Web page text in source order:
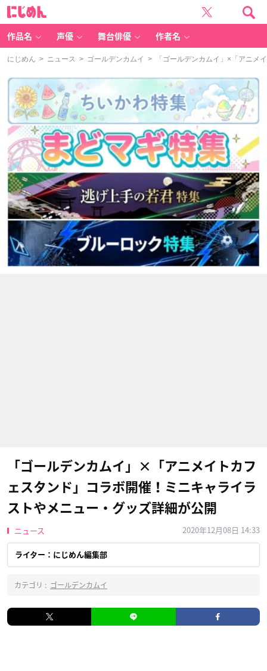
作品名 声優 舞台俳優 作者名
にじめん > ニュース > ゴールデンカムイ > 「ゴールデンカムイ」×「アニメ
「ゴールデンカムイ」×「アニメイトカフ
ェスタンド」コラボ開催！ミニキャライラ
ストやメニュー・グッズ詳細が公開
ニュース 2020年12月08日 14:33
ライター：にじめん編集部
カテゴリ : ゴールデンカムイ